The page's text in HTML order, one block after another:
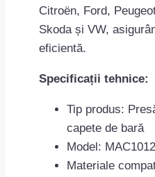
Citroën, Ford,
Skoda și VW,
eficientă.
Specificații tehnice:
Tip produs:
capete de bară
Model:
Materiale